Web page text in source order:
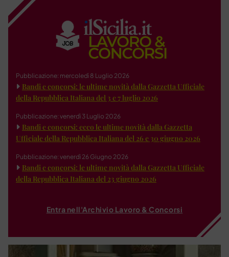
Pubblicazione: mercoledì 8 Luglio 2026
Bandi e concorsi: le ultime novità dalla Gazzetta Ufficiale
della Repubblica Italiana del 3 e 7 luglio 2026
Pubblicazione: venerdì 3 Luglio 2026
Bandi e concorsi: ecco le ultime novità dalla Gazzetta
Ufficiale della Repubblica Italiana del 26 e 30 giugno 2026
Pubblicazione: venerdì 26 Giugno 2026
Bandi e concorsi: le ultime novità dalla Gazzetta Ufficiale
della Repubblica Italiana del 23 giugno 2026
Entra nell'Archivio Lavoro & Concorsi